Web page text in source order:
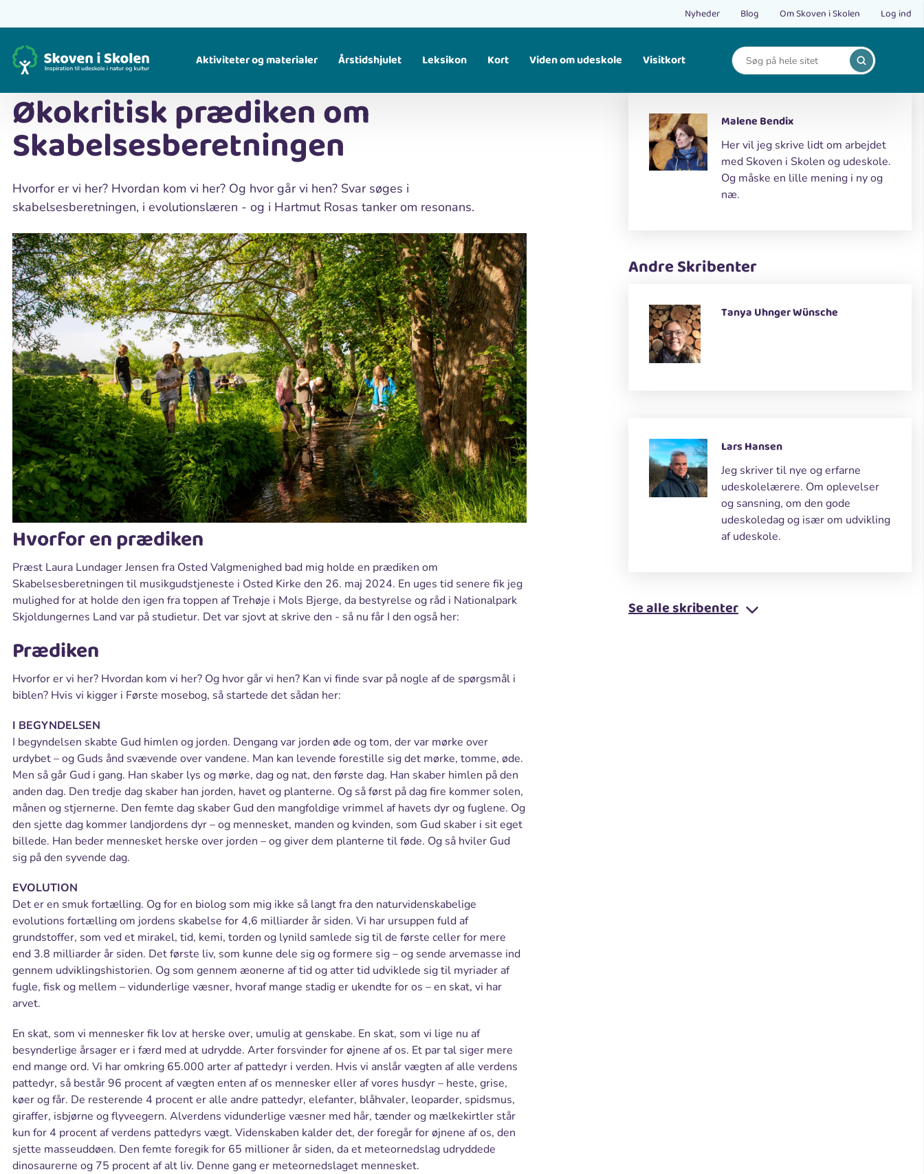
til
Nyheder Blog Om Skoven i Skolen Log ind
Aktiviteter og materialer Årstidshjulet Leksikon Kort Viden om udeskole Visitkort
Hjem Blogs Økokritisk prædiken om Skabelsesberetningen
Skrevet af Malene B | 14. juni 2024
Økokritisk prædiken om
Skabelsesberetningen
Hvorfor er vi her? Hvordan kom vi her? Og hvor går vi hen? Svar søges i
skabelsesberetningen, i evolutionslæren - og i Hartmut Rosas tanker om resonans.
Hvorfor en prædiken
Præst Laura Lundager Jensen fra Osted Valgmenighed bad mig holde en prædiken om
Skabelsesberetningen til musikgudstjeneste i Osted Kirke den 26. maj 2024. En uges tid senere fik jeg
mulighed for at holde den igen fra toppen af Trehøje i Mols Bjerge, da bestyrelse og råd i Nationalpark
Skjoldungernes Land var på studietur. Det var sjovt at skrive den - så nu får I den også her:
Prædiken
Hvorfor er vi her? Hvordan kom vi her? Og hvor går vi hen? Kan vi finde svar på nogle af de spørgsmål i
biblen? Hvis vi kigger i Første mosebog, så startede det sådan her:
I BEGYNDELSEN
I begyndelsen skabte Gud himlen og jorden. Dengang var jorden øde og tom, der var mørke over
urdybet – og Guds ånd svævende over vandene. Man kan levende forestille sig det mørke, tomme, øde.
Men så går Gud i gang. Han skaber lys og mørke, dag og nat, den første dag. Han skaber himlen på den
anden dag. Den tredje dag skaber han jorden, havet og planterne. Og så først på dag fire kommer solen,
månen og stjernerne. Den femte dag skaber Gud den mangfoldige vrimmel af havets dyr og fuglene. Og
den sjette dag kommer landjordens dyr – og mennesket, manden og kvinden, som Gud skaber i sit eget
billede. Han beder mennesket herske over jorden – og giver dem planterne til føde. Og så hviler Gud
sig på den syvende dag.
EVOLUTION
Det er en smuk fortælling. Og for en biolog som mig ikke så langt fra den naturvidenskabelige
evolutions fortælling om jordens skabelse for 4,6 milliarder år siden. Vi har ursuppen fuld af
grundstoffer, som ved et mirakel, tid, kemi, torden og lynild samlede sig til de første celler for mere
end 3.8 milliarder år siden. Det første liv, som kunne dele sig og formere sig – og sende arvemasse ind
gennem udviklingshistorien. Og som gennem æonerne af tid og atter tid udviklede sig til myriader af
fugle, fisk og mellem – vidunderlige væsner, hvoraf mange stadig er ukendte for os – en skat, vi har
arvet.
En skat, som vi mennesker fik lov at herske over, umulig at genskabe. En skat, som vi lige nu af
besynderlige årsager er i færd med at udrydde. Arter forsvinder for øjnene af os. Et par tal siger mere
end mange ord. Vi har omkring 65.000 arter af pattedyr i verden. Hvis vi anslår vægten af alle verdens
pattedyr, så består 96 procent af vægten enten af os mennesker eller af vores husdyr – heste, grise,
køer og får. De resterende 4 procent er alle andre pattedyr, elefanter, blåhvaler, leoparder, spidsmus,
giraffer, isbjørne og flyveegern. Alverdens vidunderlige væsner med hår, tænder og mælkekirtler står
kun for 4 procent af verdens pattedyrs vægt. Videnskaben kalder det, der foregår for øjnene af os, den
sjette masseuddøen. Den femte foregik for 65 millioner år siden, da et meteornedslag udryddede
dinosaurerne og 75 procent af alt liv. Denne gang er meteornedslaget mennesket.
Print
Malene Bendix
Her vil jeg skrive lidt om arbejdet
med Skoven i Skolen og udeskole.
Og måske en lille mening i ny og
næ.
Andre Skribenter
Tanya Uhnger Wünsche
Lars Hansen
Jeg skriver til nye og erfarne
udeskolelærere. Om oplevelser
og sansning, om den gode
udeskoledag og især om udvikling
af udeskole.
Se alle skribenter